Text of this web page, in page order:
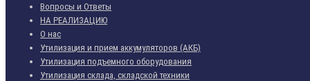
Вопросы и Ответы
НА РЕАЛИЗАЦИЮ
О нас
Утилизация и прием аккумуляторов (АКБ)
Утилизация подъемного оборудования
Утилизация склада, складской техники